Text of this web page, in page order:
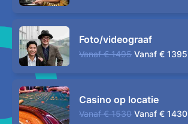
Foto/videograaf
Vanaf € 1495 Vanaf € 1395
Casino op locatie
Vanaf € 1530 Vanaf € 1430